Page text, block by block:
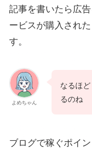
記事を書いたら広
ービスが購入され
す。
よめちゃん
なるほ
るのね
ブログで稼ぐポイン